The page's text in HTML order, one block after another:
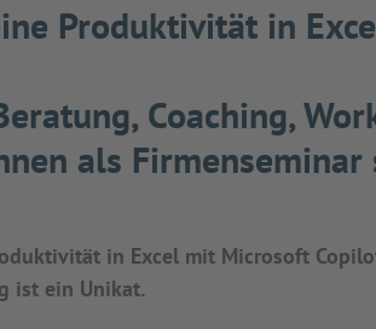
Produktivität in
Coaching,
als
in Excel mit Microsoft
ist ein Unikat.